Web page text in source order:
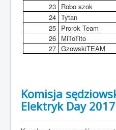
23 Robo szok
24 Tytan
25 Prorok Team
26 MiToTito
27 GzowskiTEAM
Komisja
Elektryk Day 2017